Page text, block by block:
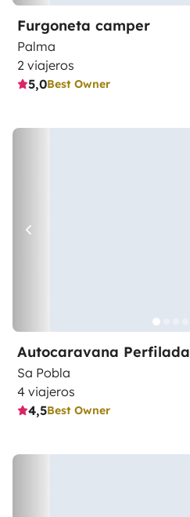
Furgoneta camper
Palma
2 viajeros
5,0Best Owner
Autocaravana Perfilada
Sa Pobla
4 viajeros
4,5Best Owner